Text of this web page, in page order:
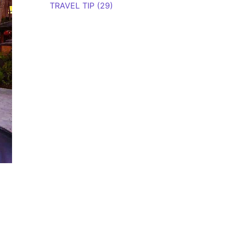
TRAVEL TIP(29)